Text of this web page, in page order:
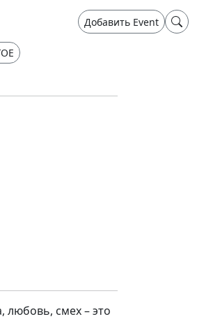
Добавить Event
любовь, смех – это